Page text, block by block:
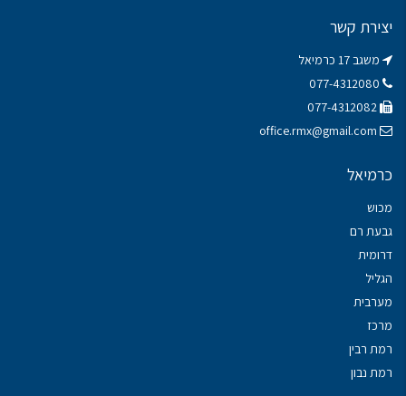
יצירת קשר
משגב 17 כרמיאל
office.rmx@gmail.com
כרמיאל
מכוש
גבעת רם
דרומית
הגליל
מערבית
מרכז
רמת רבין
רמת נבון